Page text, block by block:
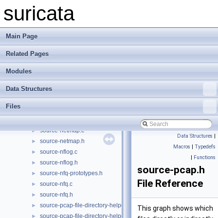
suricata
Main Page
Related Pages
Modules
Data Structures
Files
► source-af-xdp.h
►
► source-erf-dag.c
► source-erf-dag.h
► source-ipfw.c
► source-ipfw.h
► source-netmap.c
► source-netmap.h
► source-nflog.c
► source-nflog.h
► source-nfq-prototypes.h
► source-nfq.c
► source-nfq.h
► source-pcap-file-directory-helper.c
► source-pcap-file-directory-helper.h
Data Structures |
Macros | Typedefs
| Functions
source-pcap.h
File Reference
This graph shows which